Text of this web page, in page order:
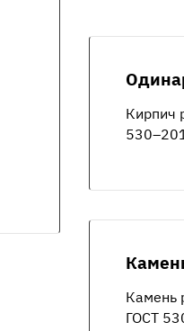
Кирпич
Камень
ГОСТ